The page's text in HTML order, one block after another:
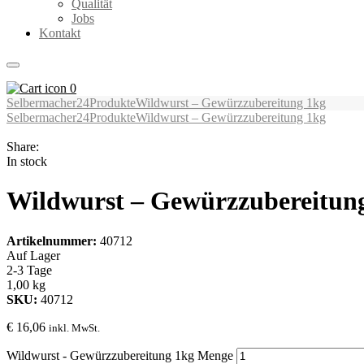
Qualität
Jobs
Kontakt
0
Selbermacher24ProdukteWildwurst – Gewürzzubereitung 1kg
Selbermacher24ProdukteWildwurst – Gewürzzubereitung 1kg
Share:
In stock
Wildwurst –
Artikelnummer: 40712
Auf Lager
2-3 Tage
1,00 kg
SKU: 40712
€ 16,06 inkl. MwSt.
Wildwurst - Gewürzzubereitung 1kg Menge